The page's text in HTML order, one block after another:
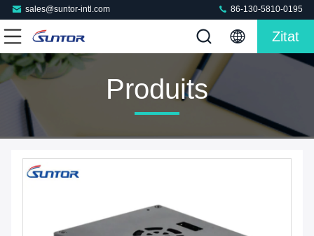
sales@suntor-intl.com 86-130-5810-0195
Zitat
Produits